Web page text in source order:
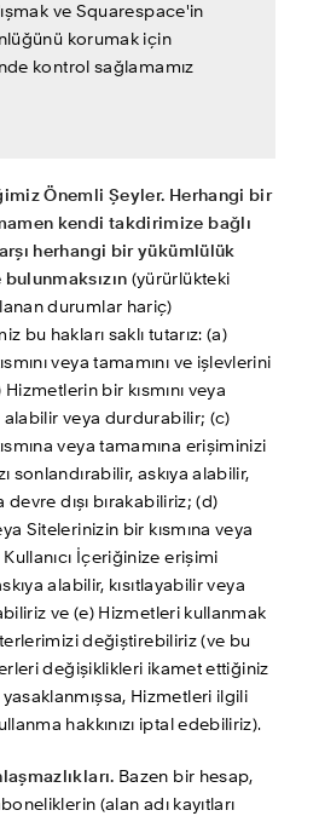
ve Squarespace'in
korumak için
kontrol sağlamamız
Önemli Şeyler. Herhangi bir
kendi takdirimize bağlı
herhangi bir yükümlülük
(yürürlükteki
durumlar hariç)
bu hakları saklı tutarız: (a)
veya tamamını ve işlevlerini
bir kısmını veya
alabilir veya durdurabilir; (c)
veya tamamına erişiminizi
sonlandırabilir, askıya alabilir,
devre dışı bırakabiliriz; (d)
Sitelerinizin bir kısmına veya
İçeriğinize erişimi
alabilir, kısıtlayabilir veya
ve (e) Hizmetleri kullanmak
değiştirebiliriz (ve bu
değişiklikleri ikamet ettiğiniz
Hizmetleri ilgili
hakkınızı iptal edebiliriz).
Bazen bir hesap,
(alan adı kayıtları